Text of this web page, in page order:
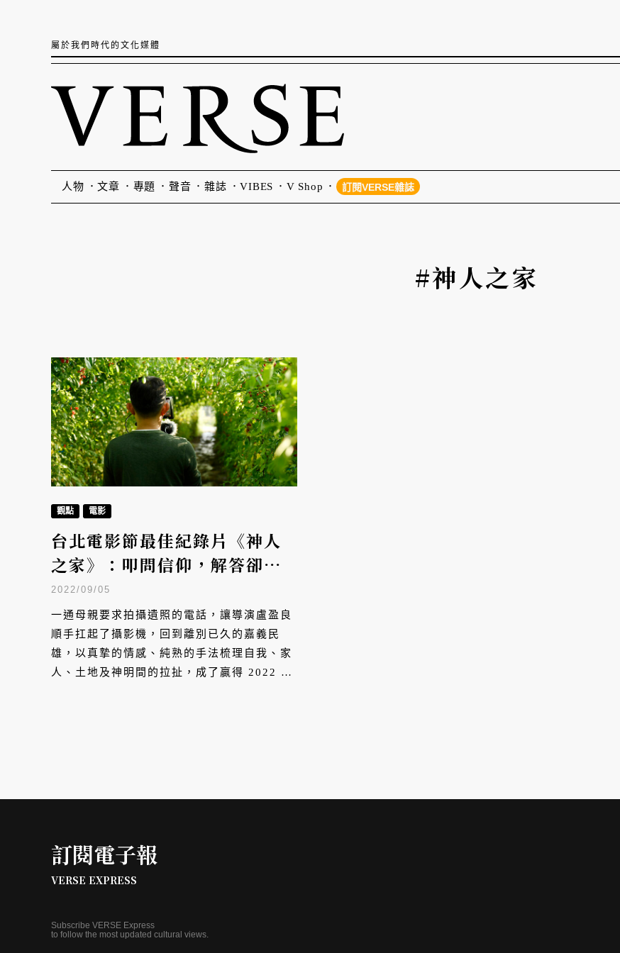
屬於我們時代的文化媒體
人物 文章 專題 聲音 雜誌 VIBES V Shop 訂閱VERSE雜誌
#神人之家
觀點 電影
台北電影節最佳紀錄片《神人
之家》：叩問信仰，解答卻是
家人
2022/09/05
一通母親要求拍攝遺照的電話，讓導演盧盈良
順手扛起了攝影機，回到離別已久的嘉義民
雄，以真摯的情感、純熟的手法梳理自我、家
人、土地及神明間的拉扯，成了贏得 2022 年
訂閱電子報
VERSE EXPRESS
Subscribe VERSE Express
to follow the most updated cultural views.